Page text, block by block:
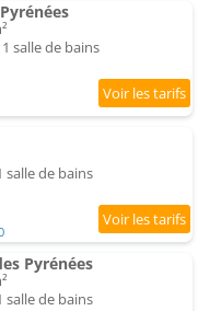
salle de bains
salle de bains
Pyrénées
salle de bains